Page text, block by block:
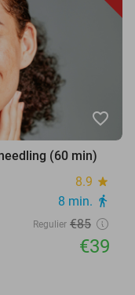
favorite_border
(60 min)
8.9 star
8 min. directions_walk
Regulier €85
€39